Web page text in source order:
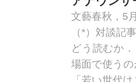
文藝春秋，5
（*）対談記
どう読むか
場面で使う